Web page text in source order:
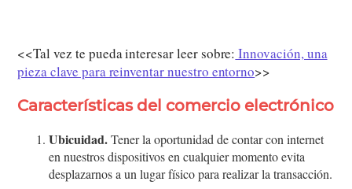
<<Tal vez te pueda interesar leer sobre: Innovación, una
pieza clave para reinventar nuestro entorno>>
Características del comercio electrónico
Ubicuidad.Tener la oportunidad de contar con internet
en nuestros dispositivos en cualquier momento evita
desplazarnos a un lugar físico para realizar la transacción.